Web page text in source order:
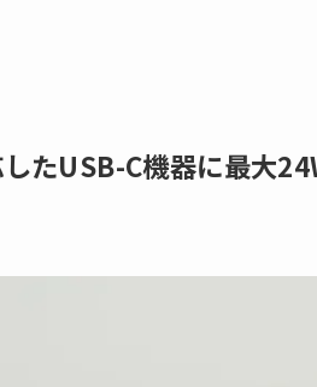
たUSB-C機器に最大